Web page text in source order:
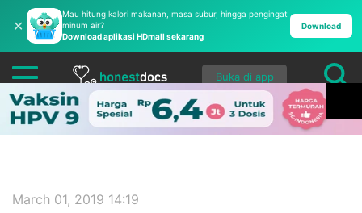
✕
Mau hitung kalori makanan, masa subur, hingga pengingat
minum air?
Download aplikasi HDmall sekarang
Download
Buka di app
March 01, 2019 14:19